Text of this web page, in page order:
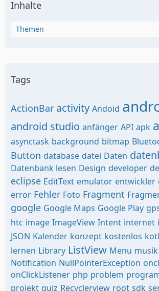
Inhalte
Themen
Tags
ActionBar activity Andoid
android studio anfänger API apk
asynctask background bitmap
Button database datei Daten
Datenbank lesen Design developer
eclipse EditText emulator entwickler
error Fehler Foto Fragment
google Google Maps Google Play
htc image ImageView Intent internet
JSON Kalender konzept kostenlos
lernen Library ListView Menu musik
Notification NullPointerException
onClickListener php problem
projekt quiz Recyclerview root sdk